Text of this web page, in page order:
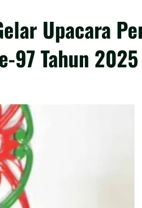
Upacara
97 Tahun 2025